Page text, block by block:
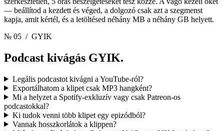
— beállítod a kezdett és véged, a dolgozó csak azt a szegmenst
kapja, amit kértél, és a letöltésed néhány MB a néhány GB helyett.
№ 05 / GYIK
Podcast kivágás GYIK.
Legális podcastot kivágni a YouTube-ról?
Exportálhatom a klipet csak MP3 hangként?
Mi a helyzet a Spotify-exkluzív vagy csak Patreon-os
podcastokkal?
Ki tudok venni több klipet egy epizódból?
Vannak hosszkorlátok a klippen?